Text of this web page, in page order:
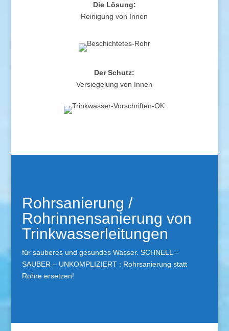
Die Lösung:
Reinigung von Innen
Der Schutz:
Versiegelung von Innen
Rohrsanierung /
Rohrinnensanierung von
Trinkwasserleitungen
für sauberes und gesundes Wasser. SCHNELL –
SAUBER – UNKOMPLIZIERT : Rohrsanierung statt
Rohre ersetzen!